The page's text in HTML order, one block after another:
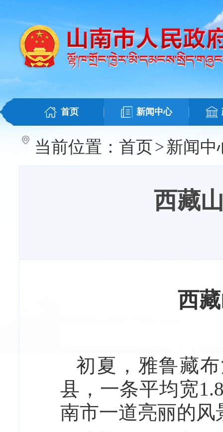
首页 新闻中心
当前位置： 首页>新闻中
西藏
西
初夏，雅鲁藏
县，一条平均宽
南市一道亮丽的风